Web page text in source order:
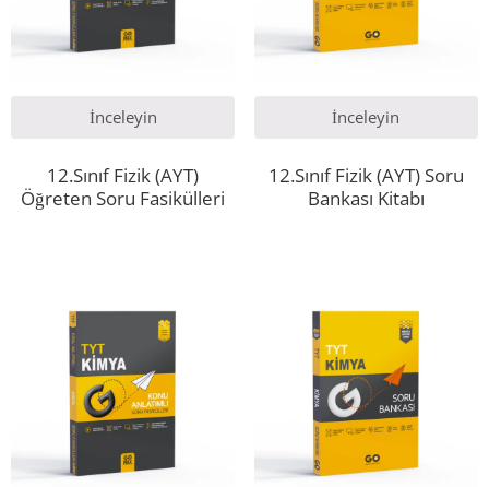
İnceleyin
12.Sınıf Fizik (AYT)
Öğreten Soru Fasikülleri
İnceleyin
12.Sınıf Fizik (AYT) Soru
Bankası Kitabı